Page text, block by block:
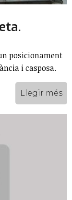
posicionament
i casposa.
Llegir més